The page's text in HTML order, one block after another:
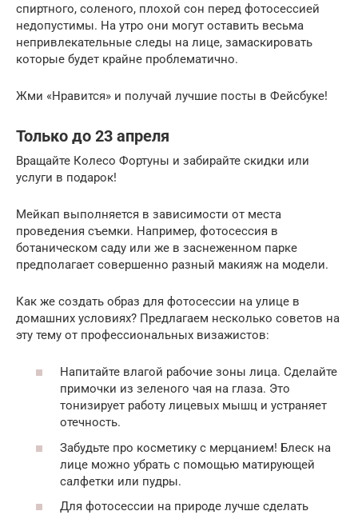
спиртного, соленого, плохой сон перед фотосессией
недопустимы. На утро они могут оставить весьма
непривлекательные следы на лице, замаскировать
которые будет крайне проблематично.
Жми «Нравится» и получай лучшие посты в Фейсбуке!
Только до 23 апреля
Вращайте Колесо Фортуны и забирайте скидки или
услуги в подарок!
Мейкап выполняется в зависимости от места
проведения съемки. Например, фотосессия в
ботаническом саду или же в заснеженном парке
предполагает совершенно разный макияж на модели.
Как же создать образ для фотосессии на улице в
домашних условиях? Предлагаем несколько советов на
эту тему от профессиональных визажистов:
Напитайте влагой рабочие зоны лица. Сделайте
примочки из зеленого чая на глаза. Это
тонизирует работу лицевых мышц и устраняет
отечность.
Забудьте про косметику с мерцанием! Блеск на
лице можно убрать с помощью матирующей
салфетки или пудры.
Для фотосессии на природе лучше сделать